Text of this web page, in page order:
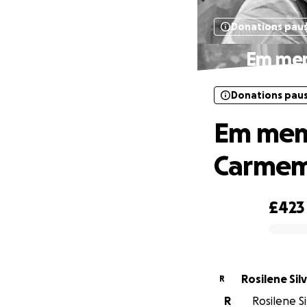
Donations
Em
£423
Donations
Em
R
Rosilene
R
Rosilene